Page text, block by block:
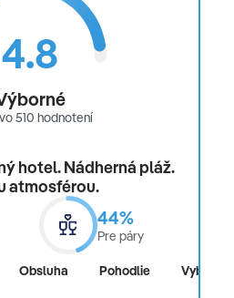
4.8
510 hodnotení
hotel. Nádherná pláž.
atmosférou.
44%
Pre páry
Obsluha Pohodlie